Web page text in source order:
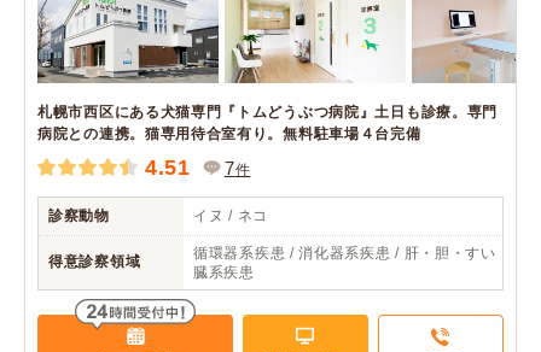
札幌市西区にある犬猫専門『トムどうぶつ病院』土日も診療。専門
病院との連携。猫専用待合室有り。無料駐車場４台完備
4.51 7件
診察動物 イヌ / ネコ
得意診察領域
循環器系疾患 / 消化器系疾患 / 肝・胆・すい
臓系疾患